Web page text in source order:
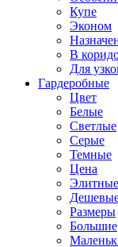
Купе
Эконом
В
Для
Гардеробные
Цвет
Белые
Светлые
Серые
Темные
Цена
Элитные
Размеры
Большие